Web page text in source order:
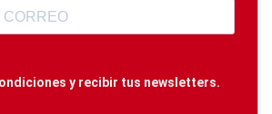
y recibir tus newsletters.